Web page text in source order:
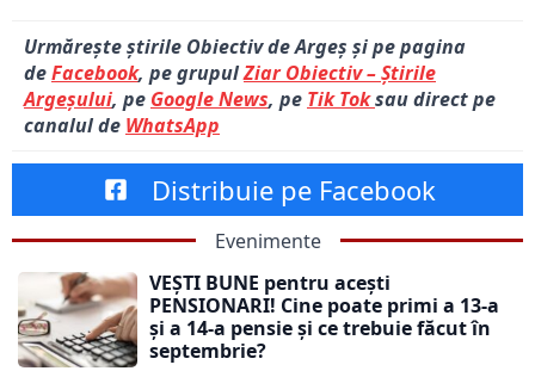
Urmărește știrile Obiectiv de Argeș și pe pagina
deFacebook, pe grupulZiar Obiectiv – Știrile
Argeșului, pe Google News, pe Tik Toksau direct pe
canalul de WhatsApp
Distribuie pe Facebook
Evenimente
VEȘTI BUNE pentru acești
PENSIONARI! Cine poate primi a 13-a
și a 14-a pensie și ce trebuie făcut în
septembrie?